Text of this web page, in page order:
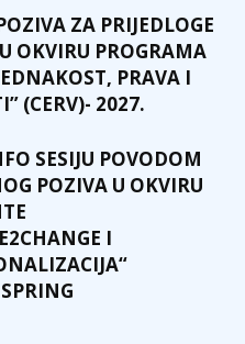
ZA PRIJEDLOGE
OKVIRU PROGRAMA
PRAVA I
(CERV)- 2027.
SESIJU POVODOM
POZIVA U OKVIRU
I